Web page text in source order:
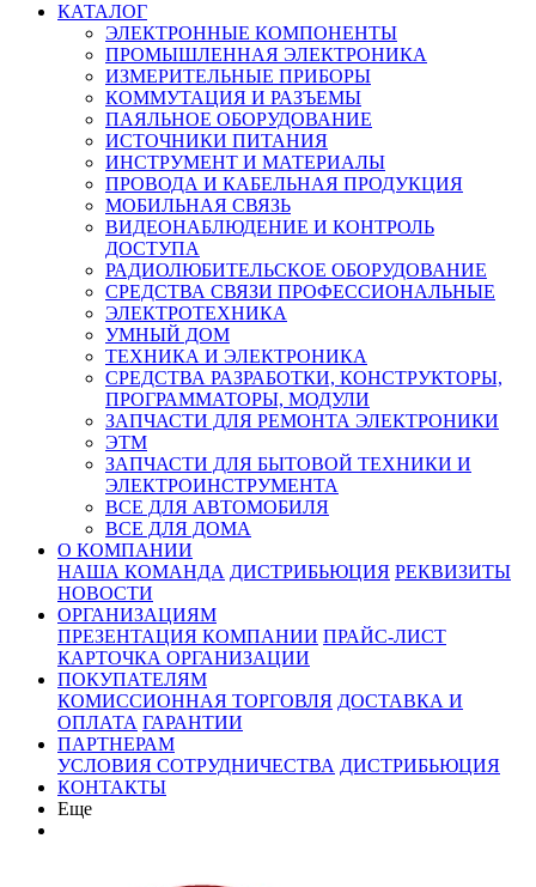
КАТАЛОГ
ЭЛЕКТРОННЫЕ КОМПОНЕНТЫ
ПРОМЫШЛЕННАЯ ЭЛЕКТРОНИКА
ИЗМЕРИТЕЛЬНЫЕ ПРИБОРЫ
КОММУТАЦИЯ И РАЗЪЕМЫ
ПАЯЛЬНОЕ ОБОРУДОВАНИЕ
ИСТОЧНИКИ ПИТАНИЯ
ИНСТРУМЕНТ И МАТЕРИАЛЫ
ПРОВОДА И КАБЕЛЬНАЯ ПРОДУКЦИЯ
МОБИЛЬНАЯ СВЯЗЬ
ВИДЕОНАБЛЮДЕНИЕ И КОНТРОЛЬ
ДОСТУПА
РАДИОЛЮБИТЕЛЬСКОЕ ОБОРУДОВАНИЕ
СРЕДСТВА СВЯЗИ ПРОФЕССИОНАЛЬНЫЕ
ЭЛЕКТРОТЕХНИКА
УМНЫЙ ДОМ
ТЕХНИКА И ЭЛЕКТРОНИКА
СРЕДСТВА РАЗРАБОТКИ, КОНСТРУКТОРЫ,
ПРОГРАММАТОРЫ, МОДУЛИ
ЗАПЧАСТИ ДЛЯ РЕМОНТА ЭЛЕКТРОНИКИ
ЭТМ
ЗАПЧАСТИ ДЛЯ БЫТОВОЙ ТЕХНИКИ И
ЭЛЕКТРОИНСТРУМЕНТА
ВСЕ ДЛЯ АВТОМОБИЛЯ
ВСЕ ДЛЯ ДОМА
О КОМПАНИИ
НАША КОМАНДА ДИСТРИБЬЮЦИЯ РЕКВИЗИТЫ
НОВОСТИ
ОРГАНИЗАЦИЯМ
ПРЕЗЕНТАЦИЯ КОМПАНИИ ПРАЙС-ЛИСТ
КАРТОЧКА ОРГАНИЗАЦИИ
ПОКУПАТЕЛЯМ
КОМИССИОННАЯ ТОРГОВЛЯ ДОСТАВКА И
ОПЛАТА ГАРАНТИИ
ПАРТНЕРАМ
УСЛОВИЯ СОТРУДНИЧЕСТВА ДИСТРИБЬЮЦИЯ
КОНТАКТЫ
Еще